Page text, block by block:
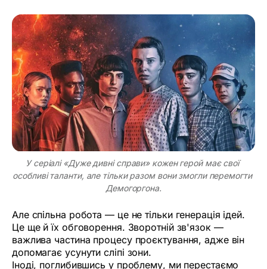
У серіалі «Дуже дивні справи» кожен герой має свої
особливі таланти, але тільки разом вони змогли перемогти
Демогоргона.
Але спільна робота — це не тільки генерація ідей.
Це ще й їх обговорення. Зворотній зв'язок —
важлива частина процесу проєктування, адже він
допомагає усунути сліпі зони.
Іноді, поглибившись у проблему, ми перестаємо